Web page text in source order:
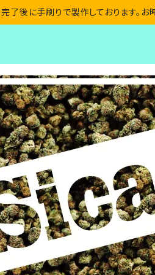
了後に手刷りで製作しております。お